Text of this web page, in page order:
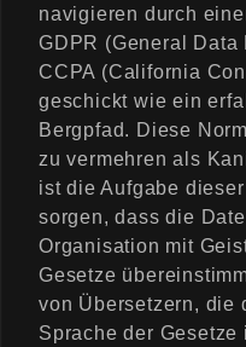
navigieren durch
GDPR (General
CCPA (California
geschickt wie ein
Bergpfad. Diese
zu vermehren als
ist die Aufgabe
sorgen, dass die
Organisation mit
Gesetze
von Übersetzern, die
Sprache der